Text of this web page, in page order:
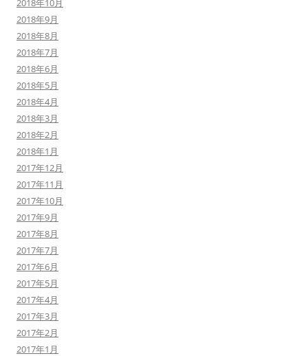
2018年10月
2018年9月
2018年8月
2018年7月
2018年6月
2018年5月
2018年4月
2018年3月
2018年2月
2018年1月
2017年12月
2017年11月
2017年10月
2017年9月
2017年8月
2017年7月
2017年6月
2017年5月
2017年4月
2017年3月
2017年2月
2017年1月